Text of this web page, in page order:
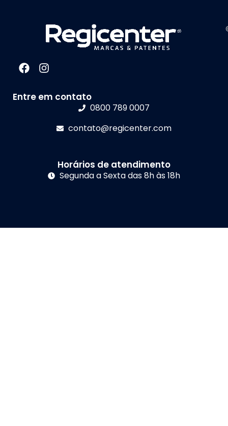
Entre em contato
0800 789 0007
contato@regicenter.com
Horários de atendimento
Segunda a Sexta das 8h às 18h